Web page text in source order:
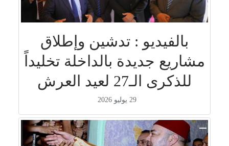
بالفيديو : تدشين وإطلاق
مشاريع جديدة بالداخلة تخليداً
للذكرى الـ27 لعيد العرش
29 يوليو 2026